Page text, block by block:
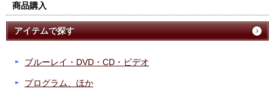
商品購入
アイテムで探す
ブルーレイ・DVD・CD・ビデオ
プログラム、ほか